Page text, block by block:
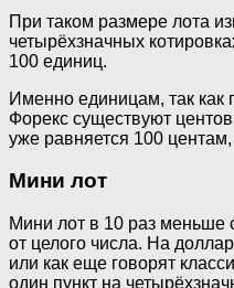
При таком размере лота
четырёхзначных
100 единиц.
Именно единицам, так как
Форекс существуют
уже равняется 100
Мини лот
Мини лот в 10 раз меньше
от целого числа. На
или как еще говорят
один пункт на